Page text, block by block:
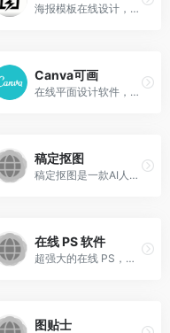
海报模板在线设计，图片制作，免费PS在线编辑器
Canva可画
在线平面设计软件，免费提供设计模板和正版图片素材
稿定抠图
稿定抠图是一款AI人工智能在线自动抠图工具,3秒一键抠图
在线 PS 软件
超强大的在线 PS，操作介面和 Photoshop 非常相似
图贴士